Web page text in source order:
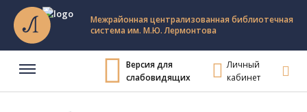
Межрайонная централизованная библиотечная
система им. М.Ю. Лермонтова
Версия для
слабовидящих
Личный
кабинет